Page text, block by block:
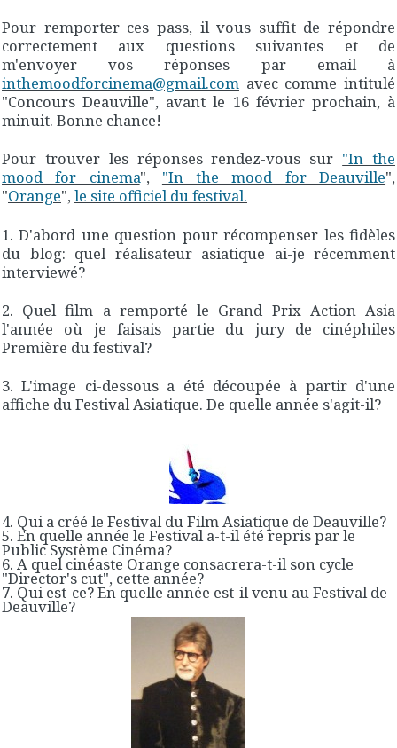
Pour remporter ces pass, il vous suffit de répondre
correctement aux questions suivantes et de
m'envoyer vos réponses par email à
inthemoodforcinema@gmail.com avec comme intitulé
"Concours Deauville", avant le 16 février prochain, à
minuit. Bonne chance!
Pour trouver les réponses rendez-vous sur "In the
mood for cinema", "In the mood for Deauville",
"Orange",le site officiel du festival.
1. D'abord une question pour récompenser les fidèles
du blog: quel réalisateur asiatique ai-je récemment
interviewé?
2. Quel film a remporté le Grand Prix Action Asia
l'année où je faisais partie du jury de cinéphiles
Première du festival?
3. L'image ci-dessous a été découpée à partir d'une
affiche du Festival Asiatique. De quelle année s'agit-il?
4. Qui a créé le Festival du Film Asiatique de Deauville?
5. En quelle année le Festival a-t-il été repris par le
Public Système Cinéma?
6. A quel cinéaste Orange consacrera-t-il son cycle
"Director's cut", cette année?
7. Qui est-ce? En quelle année est-il venu au Festival de
Deauville?